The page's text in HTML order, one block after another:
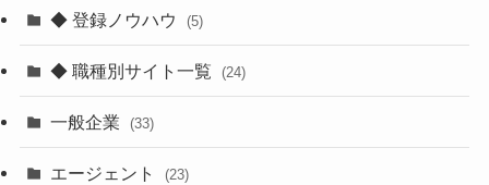
◆ 登録ノウハウ (5)
◆ 職種別サイト一覧 (24)
一般企業 (33)
エージェント (23)